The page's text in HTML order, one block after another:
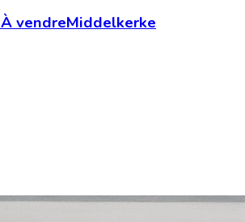
À vendreMiddelkerke